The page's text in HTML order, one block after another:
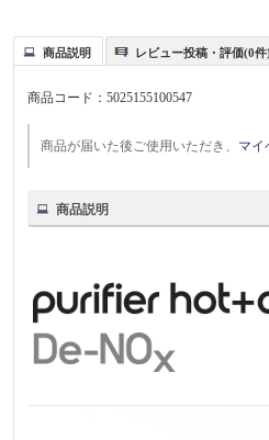
商品説明 レビュー投稿・評価(0件
商品コード：5025155100547
商品が届いた後ご使用いただき、 マイ
商品説明